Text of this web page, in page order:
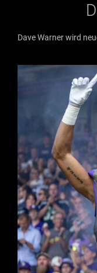
Dave Warner wird